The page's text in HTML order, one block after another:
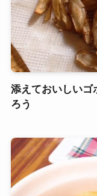
添えておいしいゴ
ろう